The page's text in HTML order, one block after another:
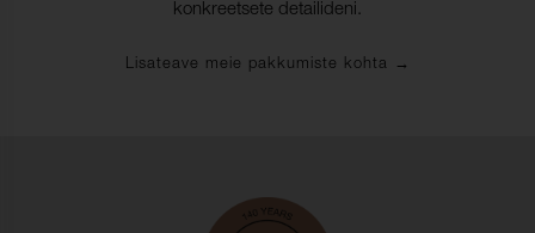
konkreetsete detailideni.
Lisateave meie pakkumiste kohta